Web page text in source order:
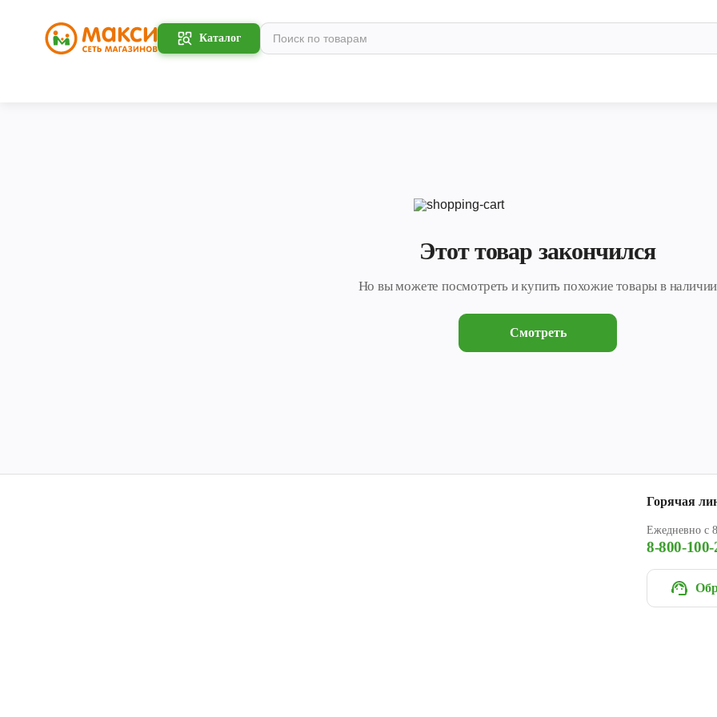
Каталог
Этот товар закончился
Но вы можете посмотреть и купить похожие товары в наличии
Смотреть
Горячая
Ежедневно с
8-800-100-